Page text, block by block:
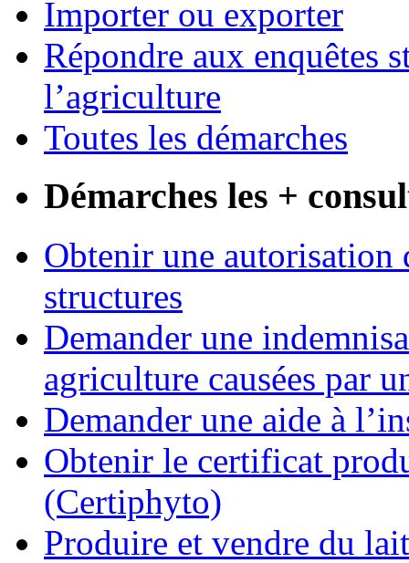
Importer ou exporter
Répondre aux enquêtes
l’agriculture
Toutes les démarches
Démarches les +
Obtenir une autorisation
structures
Demander une
agriculture causées par
Demander une aide à
Obtenir le certificat
(Certiphyto)
Produire et vendre du